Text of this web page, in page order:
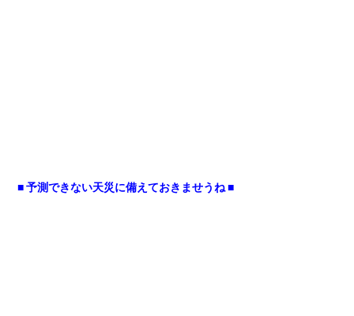
■ 予測できない天災に備えておきませうね ■